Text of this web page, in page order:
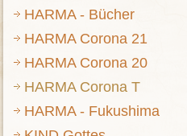
HARMA - Bücher
HARMA Corona 21
HARMA Corona 20
HARMA Corona T
HARMA - Fukushima